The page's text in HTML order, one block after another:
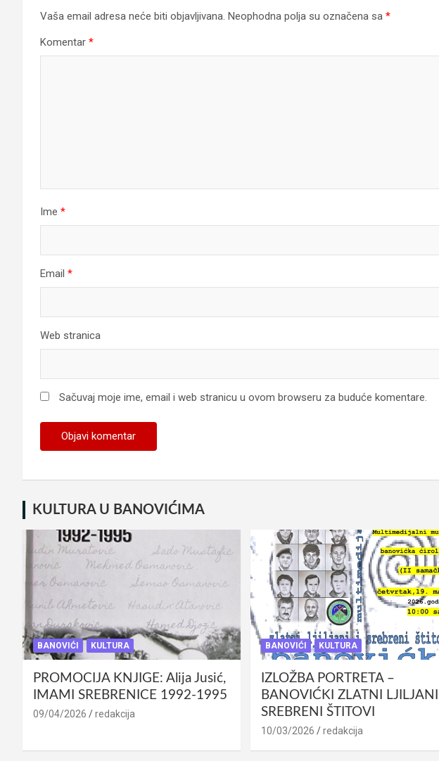
Vaša email adresa neće biti objavljivana. Neophodna polja su označena sa *
Komentar *
Ime *
Email *
Web stranica
Sačuvaj moje ime, email i web stranicu u ovom browseru za buduće komentare.
KULTURA U BANOVIĆIMA
BANOVIĆI KULTURA
PROMOCIJA KNJIGE: Alija Jusić,
IMAMI SREBRENICE 1992-1995
09/04/2026 redakcija
BANOVIĆI KULTURA
IZLOŽBA PORTRETA –
BANOVIĆKI ZLATNI LJILJANI I
SREBRENI ŠTITOVI
10/03/2026 redakcija